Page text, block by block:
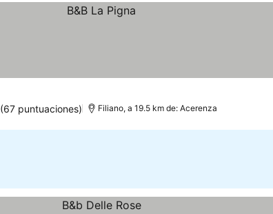
(67 puntuaciones) Filiano, a 19.5 km de: Acerenza